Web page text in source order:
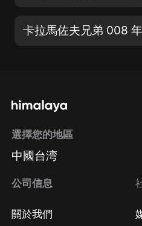
卡拉馬佐夫兄弟 008
選擇您的地區
中國台湾
公司信息
關於我們